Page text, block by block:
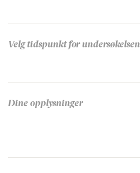
Velg tidspunkt for undersøkelsen
Dine opplysninger